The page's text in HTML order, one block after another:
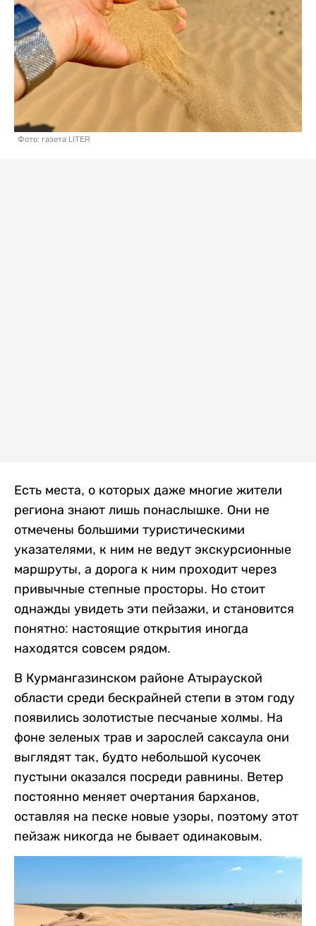
Фото: газета LITER
Есть места, о которых даже многие жители
региона знают лишь понаслышке. Они не
отмечены большими туристическими
указателями, к ним не ведут экскурсионные
маршруты, а дорога к ним проходит через
привычные степные просторы. Но стоит
однажды увидеть эти пейзажи, и становится
понятно: настоящие открытия иногда
находятся совсем рядом.
В Курмангазинском районе Атырауской
области среди бескрайней степи в этом году
появились золотистые песчаные холмы. На
фоне зеленых трав и зарослей саксаула они
выглядят так, будто небольшой кусочек
пустыни оказался посреди равнины. Ветер
постоянно меняет очертания барханов,
оставляя на песке новые узоры, поэтому этот
пейзаж никогда не бывает одинаковым.